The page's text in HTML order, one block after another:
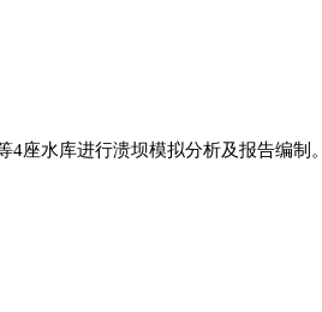
4座水库进行溃坝模拟分析及报告编制 。